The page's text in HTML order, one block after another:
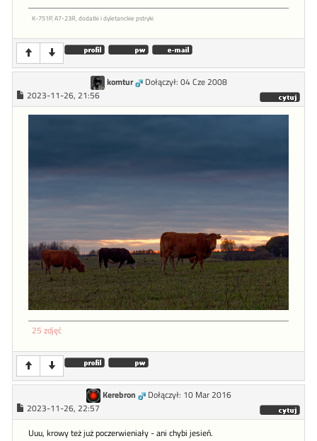
K-751P, A7-23R, dodatki i dyletanckie pstryki
komtur
Dołączył: 04 Cze 2008
2023-11-26, 21:56
25 zdjęć
Kerebron
Dołączył: 10 Mar 2016
2023-11-26, 22:57
Uuu, krowy też już poczerwieniały - ani chybi jesień.